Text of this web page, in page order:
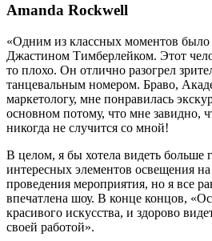
Amanda Rockwell
«Одним из классных моментов
Джастином Тимберлейком. Этот
то плохо. Он отлично разогрел
танцевальным номером. Браво,
маркетологу, мне понравилась
основном потому, что мне завидно,
никогда не случится со мной!
В целом, я бы хотела видеть больше
интересных элементов освещения
проведения мероприятия, но я все
впечатлена шоу. В конце концов,
красивого искусства, и здорово
своей работой».